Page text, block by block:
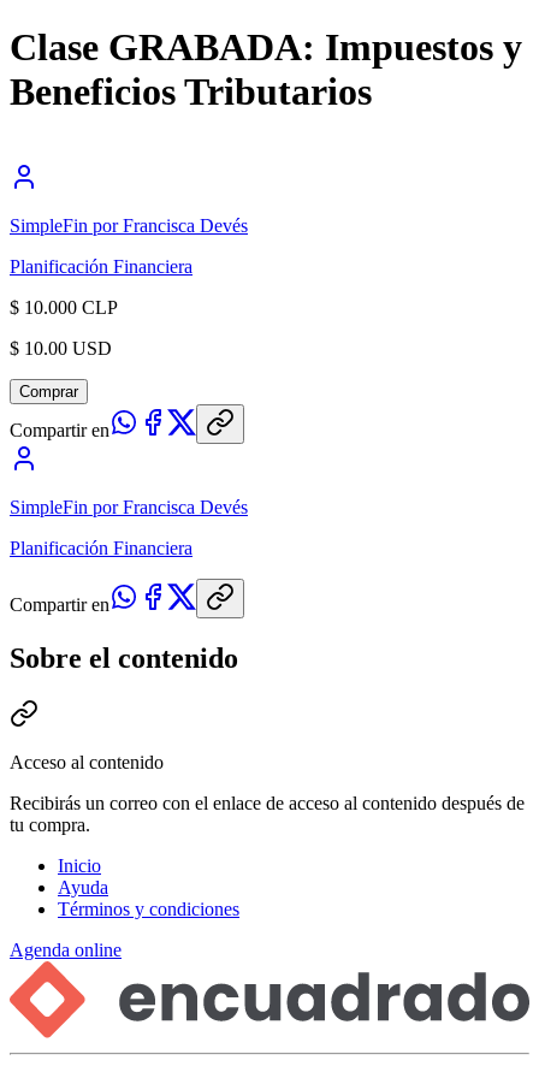
Clase GRABADA: Impuestos y
Beneficios Tributarios
SimpleFin por Francisca Devés
Planificación Financiera
$ 10.000 CLP
$ 10.00 USD
Comprar
Compartir en
SimpleFin por Francisca Devés
Planificación Financiera
Compartir en
Sobre el contenido
Acceso al contenido
Recibirás un correo con el enlace de acceso al contenido después de
tu compra.
Inicio
Ayuda
Términos y condiciones
Agenda online